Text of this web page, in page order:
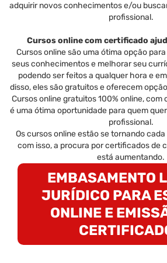
adquirir novos conhecimentos e/ou
profissional.
Cursos online com certificado
Cursos online são uma ótima opção
seus conhecimentos e melhorar seu
podendo ser feitos a qualquer hora e
disso, eles são gratuitos e oferecem
Cursos online gratuitos 100% online,
é uma ótima oportunidade para quem
profissional.
Os cursos online estão se tornando
com isso, a procura por certificados de
está aumentando.
EMBASAMENTO
JURÍDICO PARA
ONLINE E